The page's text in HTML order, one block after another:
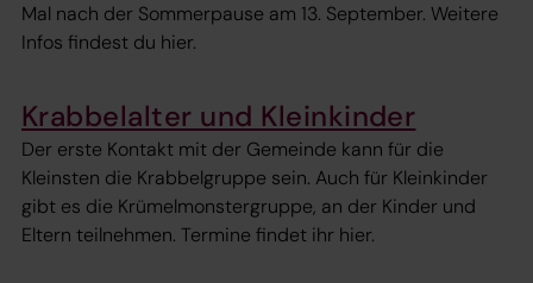
Mal nach der Sommerpause am 13. September. Weitere
Infos findest du hier.
Krabbelalter und Kleinkinder
Der erste Kontakt mit der Gemeinde kann für die
Kleinsten die Krabbelgruppe sein. Auch für Kleinkinder
gibt es die Krümelmonstergruppe, an der Kinder und
Eltern teilnehmen. Termine findet ihr hier.